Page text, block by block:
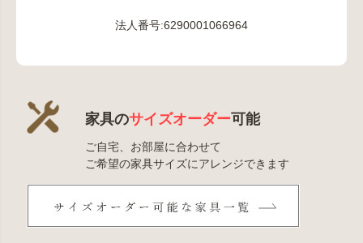
法人番号:6290001066964
家具のサイズオーダー可能
ご自宅、お部屋に合わせて
ご希望の家具サイズにアレンジできます